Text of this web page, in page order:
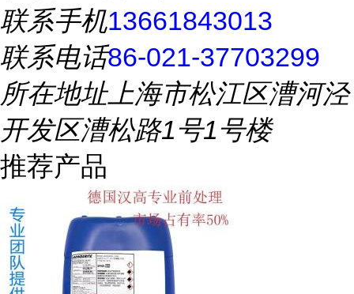
联系手机13661843013
联系电话86-021-37703299
所在地址上海市松江区漕河泾
开发区漕松路1号1号楼
推荐产品